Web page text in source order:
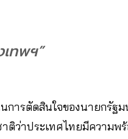
ทพฯ”
ารตัดสินใจของนายกรัฐ
ติว่าประเทศไทยมีความพ